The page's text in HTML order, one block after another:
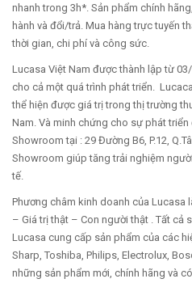
nhanh trong 3h*. Sản phẩm chính
hành và đổi/trả. Mua hàng trực tuyến
thời gian, chi phí và công sức.
Lucasa Việt Nam được thành lập từ
cho cả một quá trình phát triển.
thể hiện được giá trị trong thị trường
Nam. Và minh chứng cho sự phát
Showroom tại : 29 Đường B6, P.12,
Showroom giúp tăng trải nghiệm
tế.
Phương châm kinh doanh của Lucasa
– Giá trị thật – Con người thật . Tất cả
Lucasa cung cấp sản phẩm của các
Sharp, Toshiba, Philips, Electrolux,
những sản phẩm mới, chính hãng và